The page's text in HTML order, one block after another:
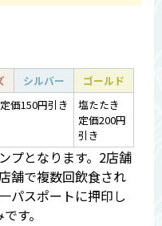
シルバー
ゴールド
価150円引き
塩たたき
定価200円
引き
プとなります。2店舗
舗で複数回飲食され
パスポートに押印し
す。